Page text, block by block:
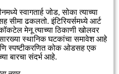
स्वागतार्ह जोड, सोका त्याच्या
सीमा ढकलतो. इंटिरियर्समध्ये आर्ट
मेनू त्याच्या ठिकाणी खोलवर
स्थानिक घटकांचा समावेश आहे
स्पष्टीकरणित कोक ओडसह एक
बारचा संदर्भ आहे.